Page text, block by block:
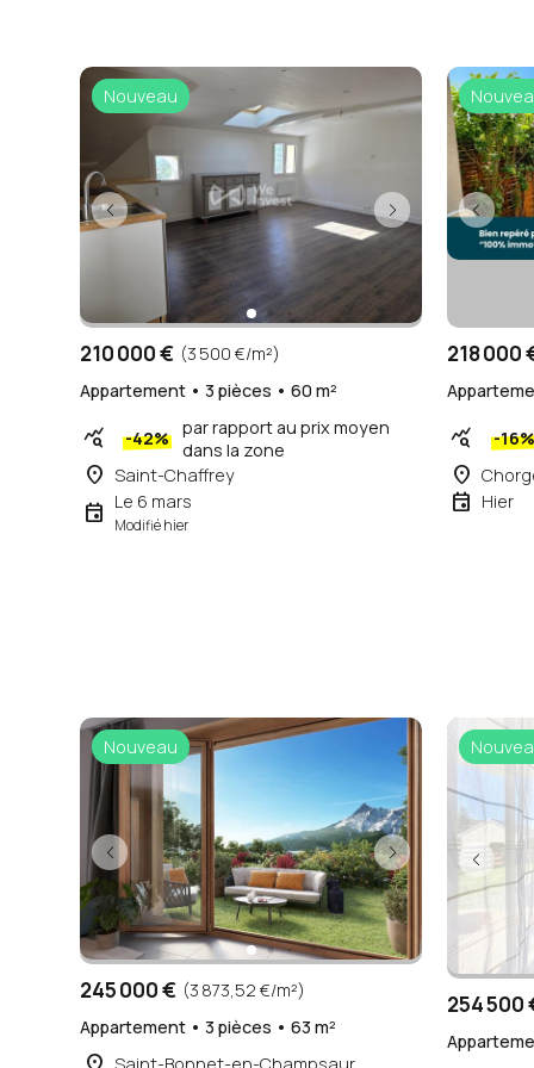
Nouveau
210 000 € (3 500 €/m²)
Appartement • 3 pièces • 60 m²
query_stats -42% par rapport au prix moyen
dans la zone
place Saint-Chaffrey
event Le 6 mars
Modifié hier
218 000
query_stats -16%
place
event Hier
Nouveau
245 000 € (3 873,52 €/m²)
Appartement • 3 pièces • 63 m²
254 500